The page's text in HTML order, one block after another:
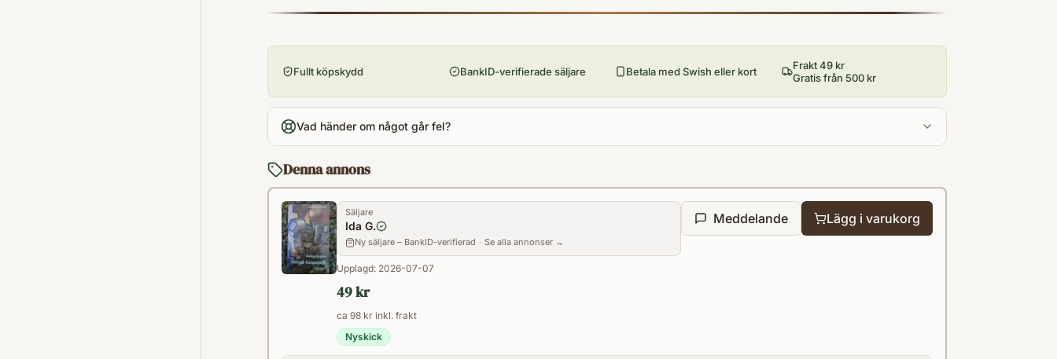
9789132435096
Utgivningsår
2005
Antal sidor
Kategori
Format
Pocket
Fullt köpskydd BankID-verifierade säljare Betala med Swish eller kort
Frakt 49 kr
Gratis från 500 kr
Vad händer om något går fel?
Denna annons
Säljare
Ida G.
Ny säljare – BankID-verifierad · Se alla annonser →
Upplagd: 2026-07-07
49 kr
ca 98 kr inkl. frakt
Nyskick
Meddelande Lägg i varukorg